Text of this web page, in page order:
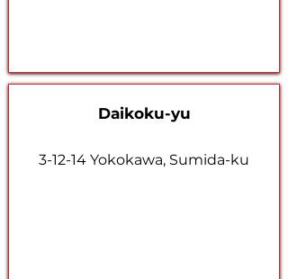
Daikoku-yu
3-12-14 Yokokawa, Sumida-ku